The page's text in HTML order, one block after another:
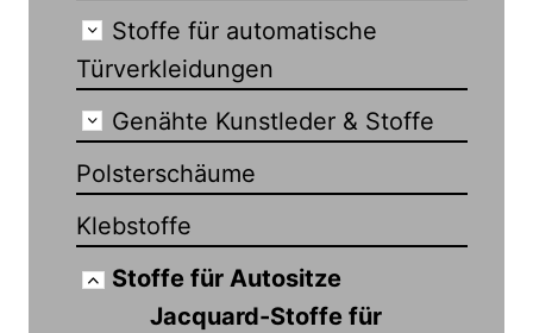
Stoffe für automatische
Türverkleidungen
Genähte Kunstleder & Stoffe
Polsterschäume
Klebstoffe
Stoffe für Autositze
Jacquard-Stoffe für